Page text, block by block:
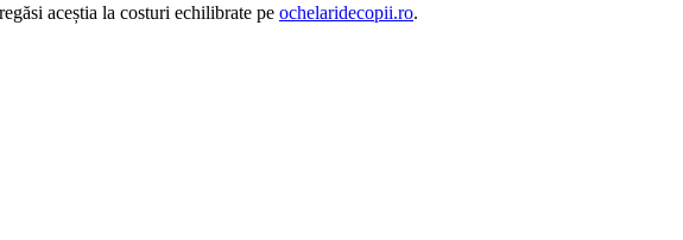
aceștia la costuri echilibrate pe ochelaridecopii.ro.